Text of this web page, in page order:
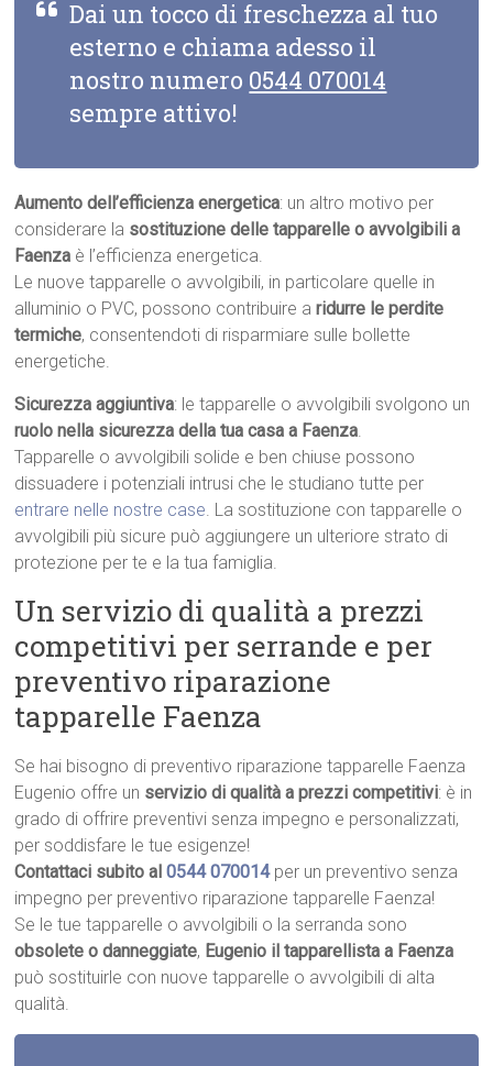
Dai un tocco di freschezza al tuo
esterno e chiama adesso il
nostro numero 0544 070014
sempre attivo!
Aumento dell’efficienza energetica: un altro motivo per
considerare la sostituzione delle tapparelle o avvolgibili a
Faenza è l’efficienza energetica.
Le nuove tapparelle o avvolgibili, in particolare quelle in
alluminio o PVC, possono contribuire aridurre le perdite
termiche, consentendoti di risparmiare sulle bollette
energetiche.
Sicurezza aggiuntiva: le tapparelle o avvolgibili svolgono un
ruolo nella sicurezza della tua casa a Faenza.
Tapparelle o avvolgibili solide e ben chiuse possono
dissuadere i potenziali intrusi che le studiano tutte per
entrare nelle nostre case. La sostituzione con tapparelle o
avvolgibili più sicure può aggiungere un ulteriore strato di
protezione per te e la tua famiglia.
Un servizio di qualità a prezzi
competitivi per serrande e per
preventivo riparazione
tapparelle Faenza
Se hai bisogno di preventivo riparazione tapparelle Faenza
Eugenio offre un servizio di qualità a prezzi competitivi: è in
grado di offrire preventivi senza impegno e personalizzati,
per soddisfare le tue esigenze!
Contattaci subito al0544 070014 per un preventivo senza
impegno per preventivo riparazione tapparelle Faenza!
Se le tue tapparelle o avvolgibili o la serranda sono
obsolete o danneggiate, Eugenio il tapparellista a Faenza
può sostituirle con nuove tapparelle o avvolgibili di alta
qualità.